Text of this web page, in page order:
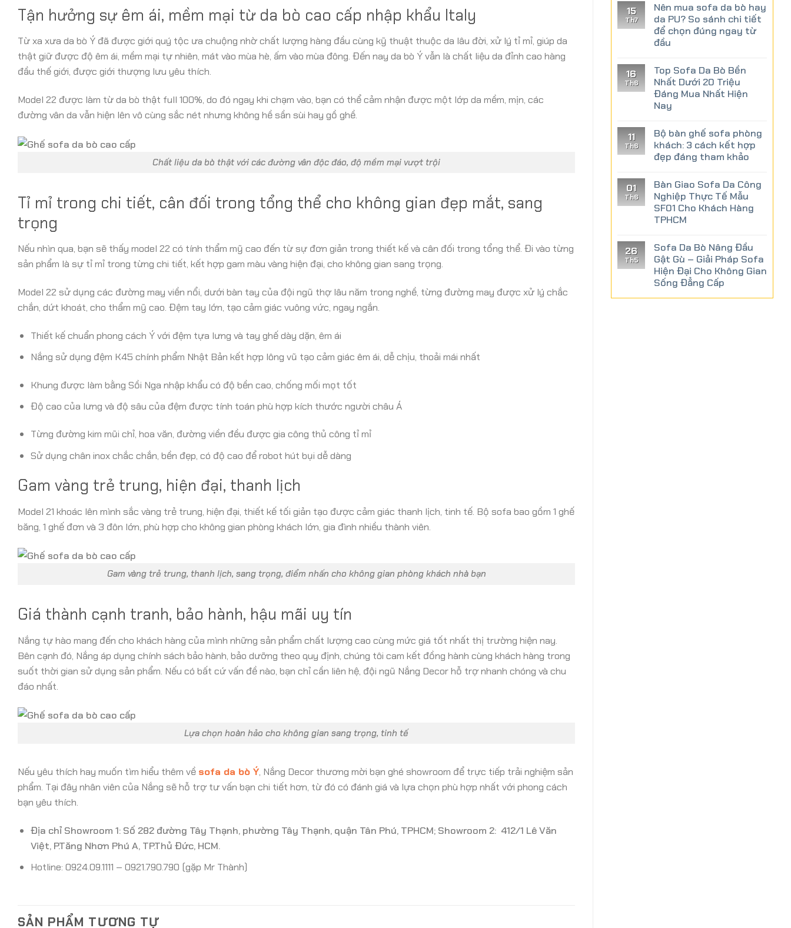
15
Th7
Nên mua sofa da bò hay
da PU? So sánh chi tiết
để chọn đúng ngay từ
đầu
16
Th6
Top Sofa Da Bò Bền
Nhất Dưới 20 Triệu
Đáng Mua Nhất Hiện
Nay
11
Th6
Bộ bàn ghế sofa phòng
khách: 3 cách kết hợp
đẹp đáng tham khảo
01
Th6
Bàn Giao Sofa Da Công
Nghiệp Thực Tế Mẫu
SF01 Cho Khách Hàng
TPHCM
26
Th5
Sofa Da Bò Nâng Đầu
Gật Gù – Giải Pháp Sofa
Hiện Đại Cho Không Gian
Sống Đẳng Cấp
Tận hưởng sự êm ái, mềm mại từ da bò cao cấp nhập khẩu Italy
Từ xa xưa da bò Ý đã được giới quý tộc ưa chuộng nhờ chất lượng hàng đầu cùng kỹ thuật thuộc da lâu đời, xử lý tỉ mỉ, giúp da
thật giữ được độ êm ái, mềm mại tự nhiên, mát vào mùa hè, ấm vào mùa đông. Đến nay da bò Ý vẫn là chất liệu da đỉnh cao hàng
đầu thế giới, được giới thượng lưu yêu thích.
Model 22 được làm từ da bò thật full 100%, do đó ngay khi chạm vào, bạn có thể cảm nhận được một lớp da mềm, mịn, các
đường vân da vẫn hiện lên vô cùng sắc nét nhưng không hề sần sùi hay gồ ghề.
Chất liệu da bò thật với các đường vân độc đáo, độ mềm mại vượt trội
Tỉ mỉ trong chi tiết, cân đối trong tổng thể cho không gian đẹp mắt, sang
trọng
Nếu nhìn qua, bạn sẽ thấy model 22 có tính thẩm mỹ cao đến từ sự đơn giản trong thiết kế và cân đối trong tổng thể. Đi vào từng
sản phẩm là sự tỉ mỉ trong từng chi tiết, kết hợp gam màu vàng hiện đại, cho không gian sang trọng.
Model 22 sử dụng các đường may viền nổi, dưới bàn tay của đội ngũ thợ lâu năm trong nghề, từng đường may được xử lý chắc
chắn, dứt khoát, cho thẩm mỹ cao. Đệm tay lớn, tạo cảm giác vuông vức, ngay ngắn.
Thiết kế chuẩn phong cách Ý với đệm tựa lưng và tay ghế dày dặn, êm ái
Nắng sử dụng đệm K45 chính phẩm Nhật Bản kết hợp lông vũ tạo cảm giác êm ái, dễ chịu, thoải mái nhất
Khung được làm bằng Sồi Nga nhập khẩu có độ bền cao, chống mối mọt tốt
Độ cao của lưng và độ sâu của đệm được tính toán phù hợp kích thước người châu Á
Từng đường kim mũi chỉ, hoa văn, đường viền đều được gia công thủ công tỉ mỉ
Sử dụng chân inox chắc chắn, bền đẹp, có độ cao để robot hút bụi dễ dàng
Gam vàng trẻ trung, hiện đại, thanh lịch
Model 21 khoác lên mình sắc vàng trẻ trung, hiện đại, thiết kế tối giản tạo được cảm giác thanh lịch, tinh tế. Bộ sofa bao gồm 1 ghế
băng, 1 ghế đơn và 3 đôn lớn, phù hợp cho không gian phòng khách lớn, gia đình nhiều thành viên.
Gam vàng trẻ trung, thanh lịch, sang trọng, điểm nhấn cho không gian phòng khách nhà bạn
Giá thành cạnh tranh, bảo hành, hậu mãi uy tín
Nắng tự hào mang đến cho khách hàng của mình những sản phẩm chất lượng cao cùng mức giá tốt nhất thị trường hiện nay.
Bên cạnh đó, Nắng áp dụng chính sách bảo hành, bảo dưỡng theo quy định, chúng tôi cam kết đồng hành cùng khách hàng trong
suốt thời gian sử dụng sản phẩm. Nếu có bất cứ vấn đề nào, bạn chỉ cần liên hệ, đội ngũ Nắng Decor hỗ trợ nhanh chóng và chu
đáo nhất.
Lựa chọn hoàn hảo cho không gian sang trọng, tinh tế
Nếu yêu thích hay muốn tìm hiểu thêm về sofa da bò Ý, Nắng Decor thương mời bạn ghé showroom để trực tiếp trải nghiệm sản
phẩm. Tại đây nhân viên của Nắng sẽ hỗ trợ tư vấn bạn chi tiết hơn, từ đó có đánh giá và lựa chọn phù hợp nhất với phong cách
bạn yêu thích.
Địa chỉ Showroom 1: Số 282 đường Tây Thạnh, phường Tây Thạnh, quận Tân Phú, TPHCM; Showroom 2: 412/1 Lê Văn
Việt, P.Tăng Nhơn Phú A, TP.Thủ Đức, HCM.
Hotline: 0924.09.1111 – 0921.790.790 (gặp Mr Thành)
SẢN PHẨM TƯƠNG TỰ